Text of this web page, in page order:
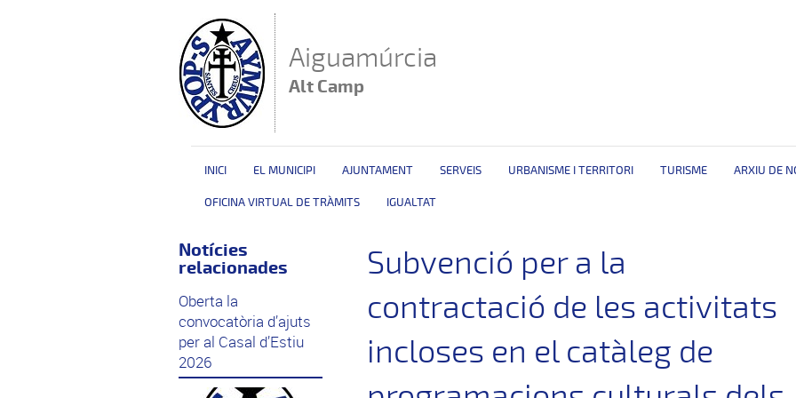
Aiguamúrcia
Alt Camp
INICI EL MUNICIPI AJUNTAMENT SERVEIS URBANISME I TERRITORI TURISME ARXIU DE
OFICINA VIRTUAL DE TRÀMITS IGUALTAT
Notícies
relacionades
Oberta la
convocatòria d’ajuts
per al Casal d’Estiu
2026
Subvenció per a la
contractació de les activitats
incloses en el catàleg de